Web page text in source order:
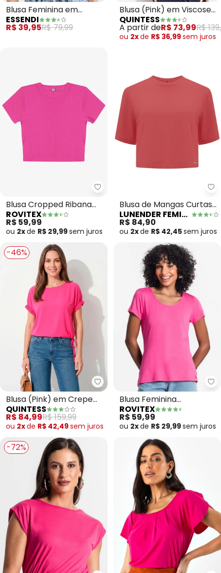
Blusa Feminina em
Ribana Canelada (Rosa)
ESSENDI
R$ 39,95R$ 79,99
Blusa (Pink) em Viscose
Plana
QUINTESS
A partir deR$ 73,99R$
ou 2xde R$ 36,99sem juros
Rovitex - Blusa Cropped
Blusa Cropped Ribana
Básica (Rosa)
ROVITEX
R$ 59,99
ou 2xde R$ 29,99sem juros
Blusa de Mangas Curtas
Básica em Malha (Rosa)
LUNENDER FEMININA
R$ 84,90
ou 2xde R$ 42,45sem juros
-46%
Quintess - Blusa (Pink) em
Blusa (Pink) em Crepe
Plano
QUINTESS
R$ 84,99R$ 159,99
ou 2xde R$ 42,49sem juros
Blusa Feminina
Viscotorcion Básica
(Rosa)
ROVITEX
R$ 59,99
ou 2xde R$ 29,99sem juros
-72%